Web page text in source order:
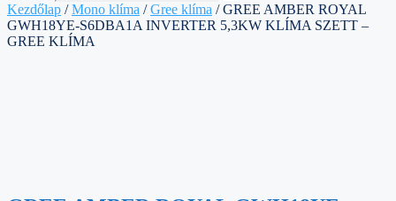
Kezdőlap /Mono klíma /Gree klíma / GREE AMBER ROYAL
GWH18YE-S6DBA1A INVERTER 5,3KW KLÍMA SZETT –
GREE KLÍMA